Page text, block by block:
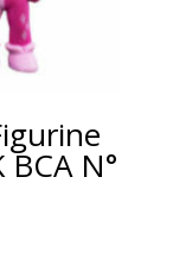
N°